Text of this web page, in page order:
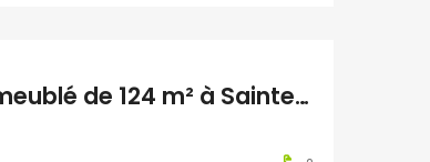
En vente un charmant appartement T5 duplex meublé de 124 m² à Sainte-Clotilde Réunion